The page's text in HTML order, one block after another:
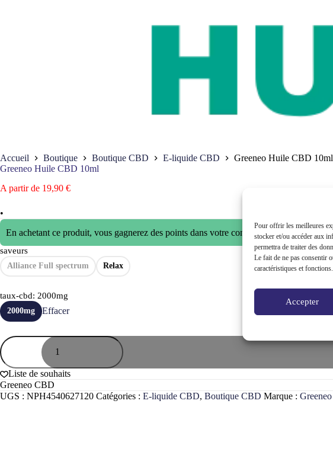
Pour offrir les meilleures
stocker et/ou accéder aux
permettra de traiter des
Le fait de ne pas consentir
caractéristiques et fonctions.
Accepter
Accueil Boutique Boutique CBD E-liquide CBD
Greeneo Huile CBD 10ml
Greeneo Huile CBD 10ml
A partir de 19,90 €
•
En achetant ce produit, vous gagnerez des points dans votre compte récompenses.
saveurs
Alliance Full spectrum Relax
taux-cbd: 2000mg
2000mg Effacer
quantité
de
Greeneo
Huile
CBD
10ml
Liste de souhaits
Greeneo CBD
UGS : NPH4540627120 Catégories : E-liquide CBD, Boutique CBD Marque :